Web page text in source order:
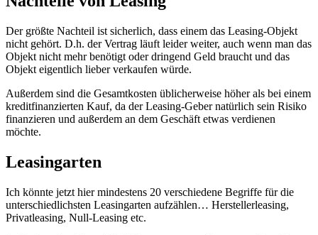
Der größte Nachteil ist sicherlich, dass einem das Leasing-Objekt
nicht gehört. D.h. der Vertrag läuft leider weiter, auch wenn man das
Objekt nicht mehr benötigt oder dringend Geld braucht und das
Objekt eigentlich lieber verkaufen würde.
Außerdem sind die Gesamtkosten üblicherweise höher als bei einem
kreditfinanzierten Kauf, da der Leasing-Geber natürlich sein Risiko
finanzieren und außerdem an dem Geschäft etwas verdienen
möchte.
Leasingarten
Ich könnte jetzt hier mindestens 20 verschiedene Begriffe für die
unterschiedlichsten Leasingarten aufzählen… Herstellerleasing,
Privatleasing, Null-Leasing etc.